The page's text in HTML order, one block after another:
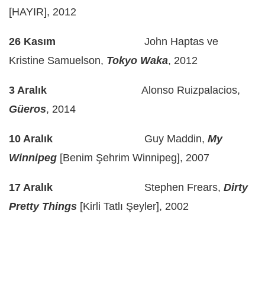
[HAYIR], 2012
26 Kasım John Haptas ve
Kristine Samuelson, Tokyo Waka, 2012
3 Aralık Alonso Ruizpalacios,
Güeros, 2014
10 Aralık Guy Maddin, My
Winnipeg [Benim Şehrim Winnipeg], 2007
17 Aralık Stephen Frears, Dirty
Pretty Things [Kirli Tatlı Şeyler], 2002